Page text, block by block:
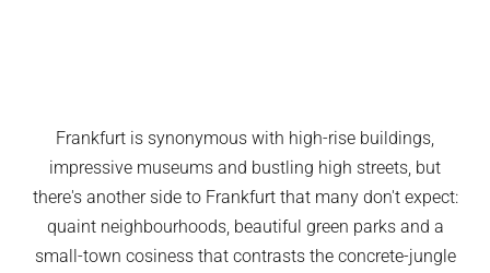
Frankfurt is synonymous with high-rise buildings,
impressive museums and bustling high streets, but
there's another side to Frankfurt that many don't expect:
quaint neighbourhoods, beautiful green parks and a
small-town cosiness that contrasts the concrete-jungle